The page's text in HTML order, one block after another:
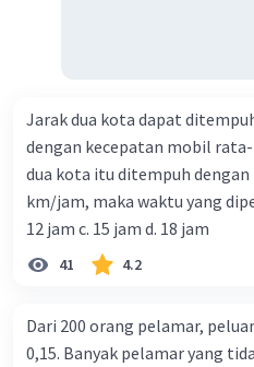
Jarak dua kota dapat
dengan kecepatan mobil
dua kota itu ditempuh
km/jam, maka waktu yang diperlukan
12 jam c. 15 jam d. 18 jam
41 4.2
Dari 200 orang pelamar,
0,15. Banyak pelamar yang